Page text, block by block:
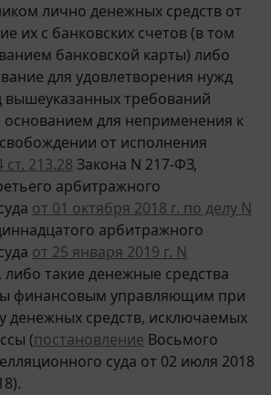
лично денежных средств от
их с банковских счетов (в том
банковской карты) либо
для удовлетворения нужд
вышеуказанных требований
для неприменения к
от исполнения
ст. 213.28 Закона N 217-ФЗ,
арбитражного
от 01 октября 2018 г. по делу N
арбитражного
от 25 января 2019 г. N
либо такие денежные средства
финансовым управляющим при
денежных средств, исключаемых
(постановление Восьмого
суда от 02 июля 2018